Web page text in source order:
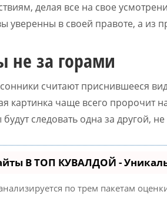
делая все на свое
уверенны в своей правоте, а из
не за горами
считают приснившееся
картинка чаще всего пророчит
следовать одна за другой,
В ТОП КУВАЛДОЙ -
по трем пакетам